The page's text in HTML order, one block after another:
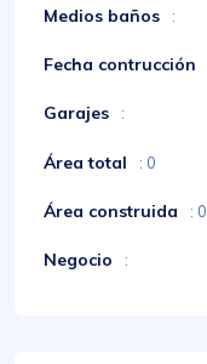
Medios baños :
Fecha contrucción
Garajes :
Área total : 0
Área construida : 0
Negocio :